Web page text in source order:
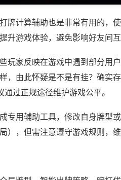
牌计算辅助也是非常有用的，
升游戏体验，避免影响好友间互
玩家反映在游戏中遇到部分用
，由此怀疑是不是有挂？确实
过正规途径维护游戏公平。
专用辅助工具，修改自身牌型
），但需注意遵守游戏规则，维